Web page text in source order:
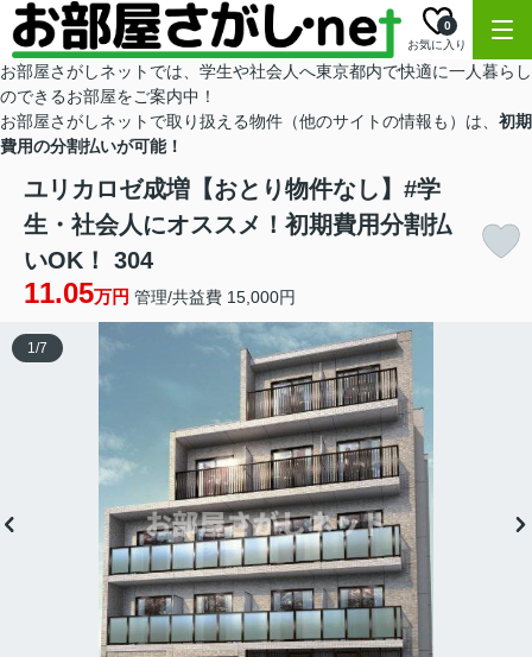
お気に入り
0
お部屋さがしネットでは、学生や社会人へ東京都内で快適に一人暮らし
のできるお部屋をご案内中！
お部屋さがしネットで取り扱える物件（他のサイトの情報も）は、 初期
費用の分割払いが可能！
ユリカロゼ成増【おとり物件なし】#学
生・社会人にオススメ！初期費用分割払
いOK！ 304
11.05万円 管理/共益費 15,000円
1/7